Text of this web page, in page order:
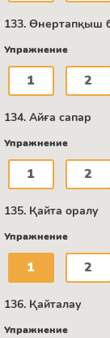
133. Өнертапқыш
Упражнение
1 2
134. Айға сапар
Упражнение
1 2
135. Қайта оралу
Упражнение
1 2
136. Қайталау
Упражнение